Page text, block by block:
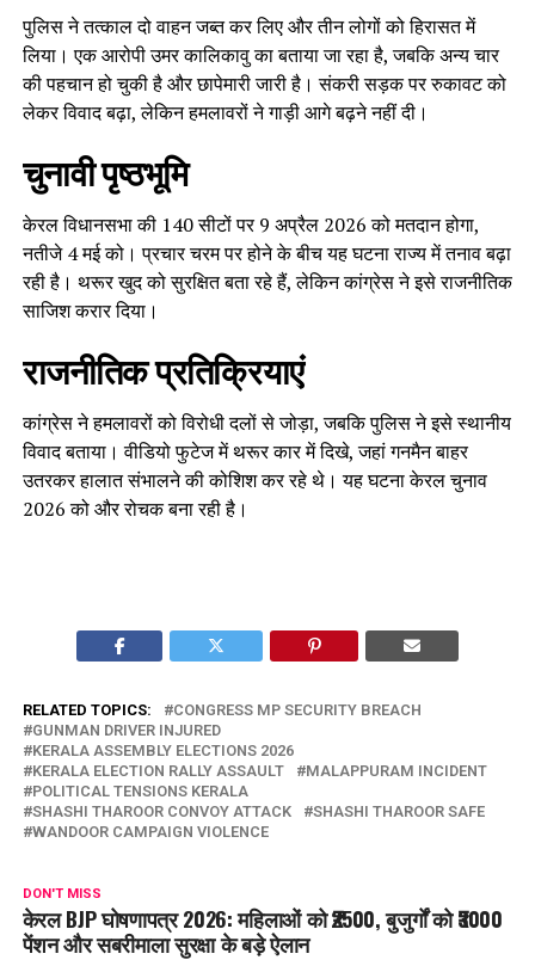
पुलिस ने तत्काल दो वाहन जब्त कर लिए और तीन लोगों को हिरासत में
लिया। एक आरोपी उमर कालिकावु का बताया जा रहा है, जबकि अन्य चार
की पहचान हो चुकी है और छापेमारी जारी है। संकरी सड़क पर रुकावट को
लेकर विवाद बढ़ा, लेकिन हमलावरों ने गाड़ी आगे बढ़ने नहीं दी।
चुनावी पृष्ठभूमि
केरल विधानसभा की 140 सीटों पर 9 अप्रैल 2026 को मतदान होगा,
नतीजे 4 मई को। प्रचार चरम पर होने के बीच यह घटना राज्य में तनाव बढ़ा
रही है। थरूर खुद को सुरक्षित बता रहे हैं, लेकिन कांग्रेस ने इसे राजनीतिक
साजिश करार दिया।
राजनीतिक प्रतिक्रियाएं
कांग्रेस ने हमलावरों को विरोधी दलों से जोड़ा, जबकि पुलिस ने इसे स्थानीय
विवाद बताया। वीडियो फुटेज में थरूर कार में दिखे, जहां गनमैन बाहर
उतरकर हालात संभालने की कोशिश कर रहे थे। यह घटना केरल चुनाव
2026 को और रोचक बना रही है।
RELATED TOPICS:
CONGRESS MP SECURITY BREACH
GUNMAN DRIVER INJURED
KERALA ASSEMBLY ELECTIONS 2026
KERALA ELECTION RALLY ASSAULT
MALAPPURAM INCIDENT
POLITICAL TENSIONS KERALA
SHASHI THAROOR CONVOY ATTACK
SHASHI THAROOR SAFE
WANDOOR CAMPAIGN VIOLENCE
DON'T MISS
केरल BJP घोषणापत्र 2026: महिलाओं को ₹2500, बुजुर्गों को ₹3000
पेंशन और सबरीमाला सुरक्षा के बड़े ऐलान